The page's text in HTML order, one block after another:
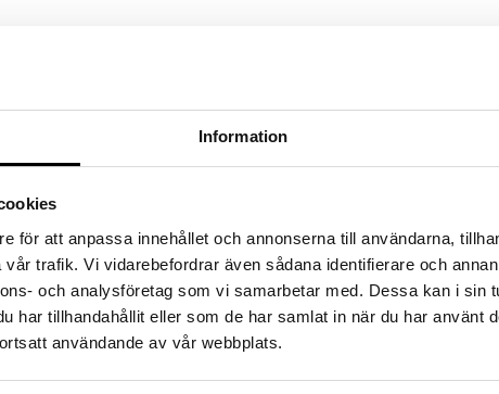
Information
för att anpassa innehållet och annonserna till användarna,
trafik. Vi vidarebefordrar även sådana identifierare och
och analysföretag som vi samarbetar med. Dessa kan i sin
har tillhandahållit eller som de har samlat in när du har använt
användande av vår webbplats.